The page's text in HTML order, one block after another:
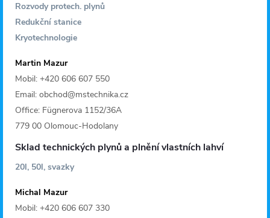
u
Rozvody protech. plynů
Redukční stanice
Kryotechnologie
Martin Mazur
Mobil: +420 606 607 550
Email: obchod@mstechnika.cz
Office: Fügnerova 1152/36A
779 00 Olomouc-Hodolany
Sklad technických plynů a plnění vlastních lahví
20l, 50l, svazky
Michal Mazur
Mobil: +420 606 607 330